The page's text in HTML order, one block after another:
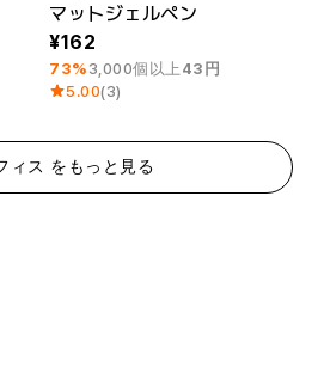
マットジェルペン
162
73% 3,000個以上 43円
5.00(3)
ィス をもっと見る